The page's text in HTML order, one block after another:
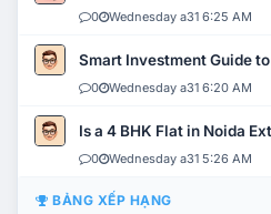
0 Wednesday a31 6:25 AM
Smart Investment Guide
0 Wednesday a31 6:20 AM
Is a 4 BHK Flat in Noida
0 Wednesday a31 5:26 AM
BẢNG XẾP HẠNG